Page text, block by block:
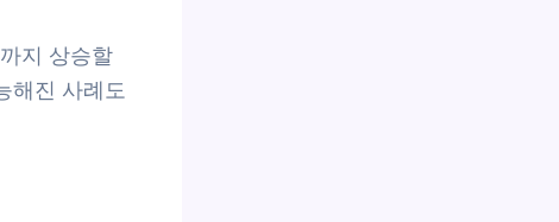
지 상승할
해진 사례도